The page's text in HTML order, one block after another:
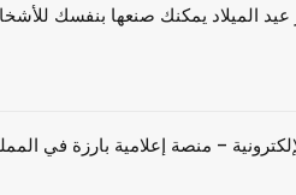
– منصة إعلامية بارزة في